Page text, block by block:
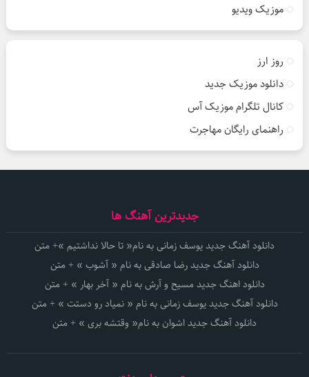
موزیک ویدیو
روز ارز
دانلود موزیک جدید
کانال تلگرام موزیک آس
راهنمای رایگان مهاجرت
جدیدترین آهنگ ها
دانلود آهنگ جدید یوسف زمانی به نام« تا حالا نداشتیم »+ متن
دانلود آهنگ جدید رضا صادقی به نام « آشوب » + متن
دانلود اهنگ جدید مسیح و آرش به نام « آخر بهار » + متن
دانلود آهنگ جدید یوسف زمانی به نام « نمیاد رو دستت » + متن
دانلود آهنگ جدید اشوان به نام« وقتشه بری » + متن